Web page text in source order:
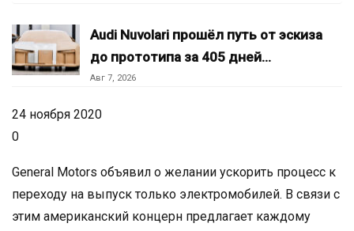
Audi Nuvolari прошёл путь от эскиза
до прототипа за 405 дней…
Авг 7, 2026
24 ноября 2020
0
General Motors объявил о желании ускорить процесс к
переходу на выпуск только электромобилей. В связи с
этим американский концерн предлагает каждому